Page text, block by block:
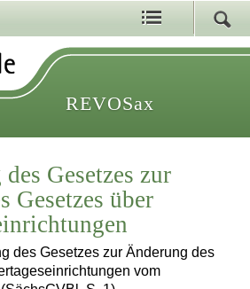
REVOSax
Gesetzes zur
Gesetzes über
des Gesetzes zur Änderung des
vom